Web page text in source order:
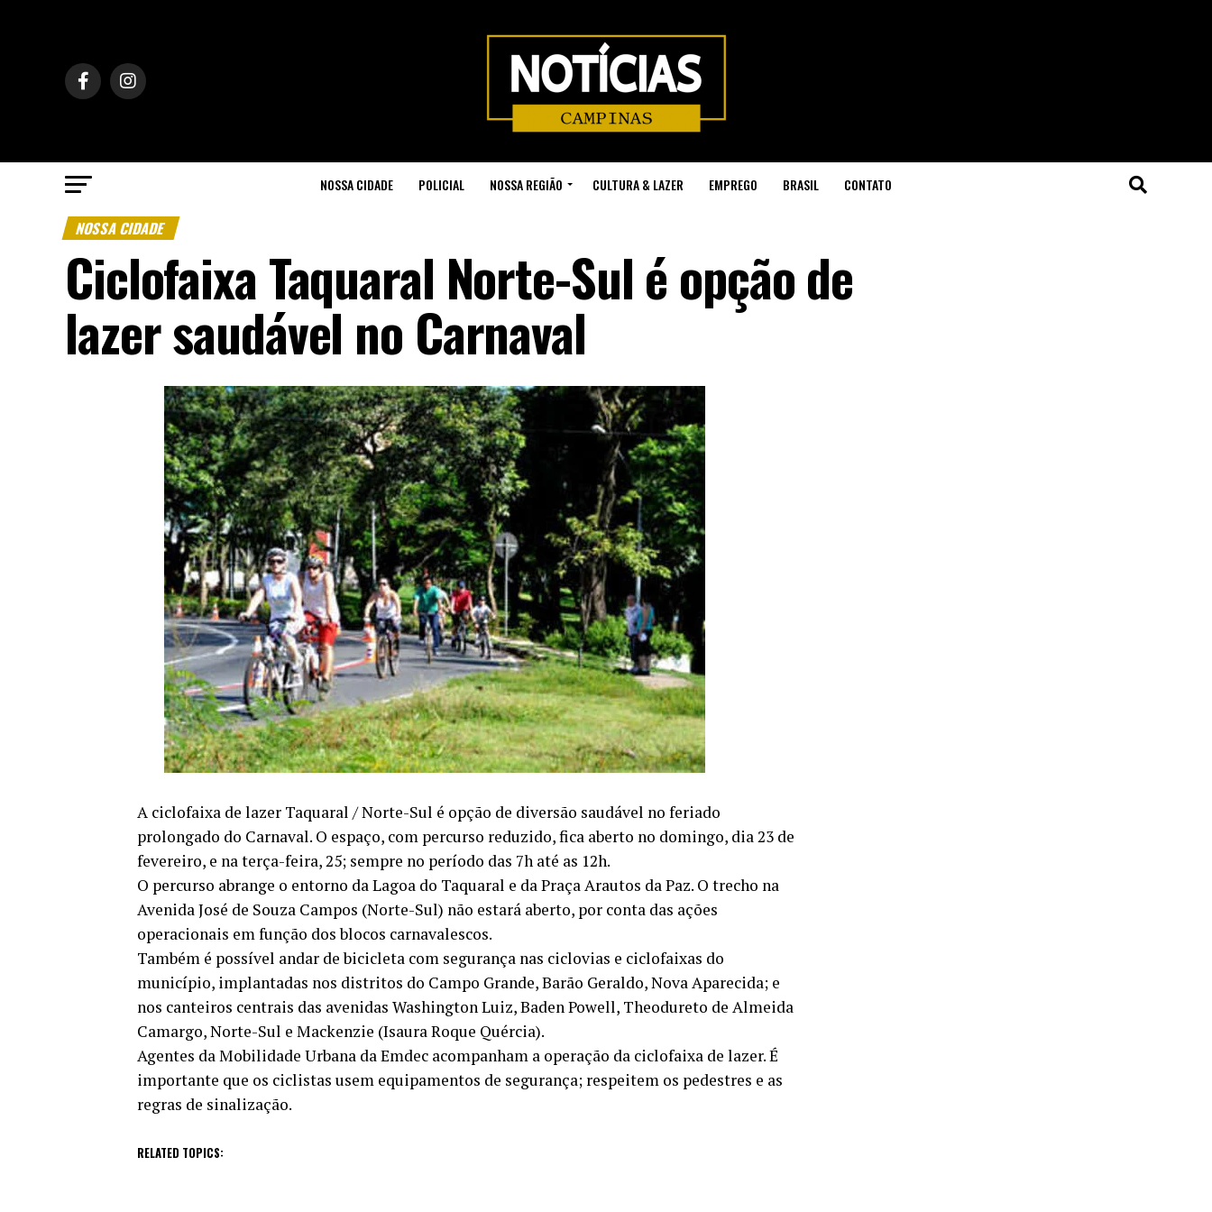
NOSSA CIDADE POLICIAL NOSSA REGIÃO CULTURA & LAZER EMPREGO BRASIL CONTATO
NOSSA CIDADE
Ciclofaixa Taquaral Norte-Sul é opção de
lazer saudável no Carnaval
A ciclofaixa de lazer Taquaral / Norte-Sul é opção de diversão saudável no feriado
prolongado do Carnaval. O espaço, com percurso reduzido, fica aberto no domingo, dia 23 de
fevereiro, e na terça-feira, 25; sempre no período das 7h até as 12h.
O percurso abrange o entorno da Lagoa do Taquaral e da Praça Arautos da Paz. O trecho na
Avenida José de Souza Campos (Norte-Sul) não estará aberto, por conta das ações
operacionais em função dos blocos carnavalescos.
Também é possível andar de bicicleta com segurança nas ciclovias e ciclofaixas do
município, implantadas nos distritos do Campo Grande, Barão Geraldo, Nova Aparecida; e
nos canteiros centrais das avenidas Washington Luiz, Baden Powell, Theodureto de Almeida
Camargo, Norte-Sul e Mackenzie (Isaura Roque Quércia).
Agentes da Mobilidade Urbana da Emdec acompanham a operação da ciclofaixa de lazer. É
importante que os ciclistas usem equipamentos de segurança; respeitem os pedestres e as
regras de sinalização.
RELATED TOPICS: